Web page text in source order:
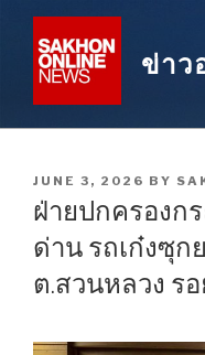
content
ข่าว
POSTED
ON
JUNE 3, 2026 BY
ฝ่ายปกครองก
ด่าน รถเก๋งซุ
ต.สวนหลวง ร